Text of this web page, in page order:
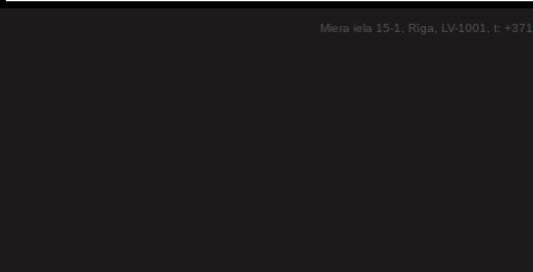
Miera iela 15-1, Rīga, LV-1001, t: